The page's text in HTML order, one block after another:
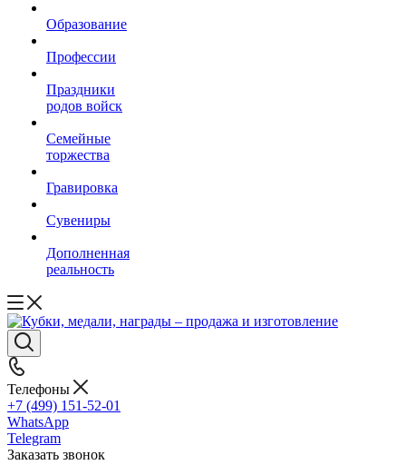
Образование
Профессии
Праздники
родов войск
Семейные
торжества
Гравировка
Сувениры
Дополненная
реальность
Телефоны
+7 (499) 151-52-01
WhatsApp
Telegram
Заказать звонок